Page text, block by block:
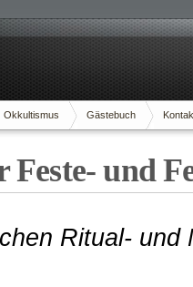
Okkultismus Gästebuch
Feste- und
Ritual- und